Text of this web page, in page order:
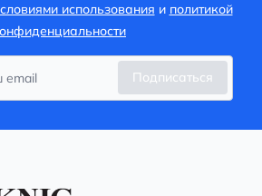
использования и политикой
Подписаться